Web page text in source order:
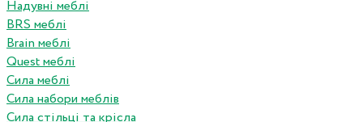
Надувні меблі
BRS меблі
Brain меблі
Quest меблі
Сила меблі
Сила набори меблів
Сила стільці та крісла